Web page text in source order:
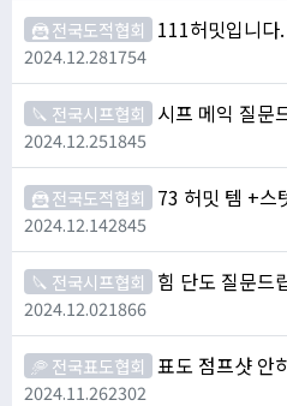
🦹 전국도적협회
2024.12.281754
🔪 전국시프협회 시프 메익 질문
2024.12.251845
🦹 전국도적협회 73 허밋 템 +스
2024.12.142845
🔪 전국시프협회 힘 단도 질문드
2024.12.021866
🥏 전국표도협회 표도 점프샷 안
2024.11.262302